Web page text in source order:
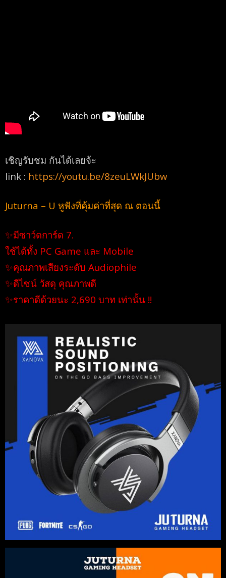
เชิญรับชม กันได้เลยจ้ะ
link : https://youtu.be/8zeuLWkJUbw
Juturna – U หูฟังที่คุ้มค่าที่สุด ณ ตอนนี้
✨มีซาว์ดการ์ด 7.
ใช้ได้ทั้ง PC Game และ Mobile
✨คุณภาพเสียงระดับ Audiophile
✨ดีไซน์ วัสดุ คุณภาพดี
✨ราคาดีด้วยนะ 2,690 บาท เท่านั้น !!